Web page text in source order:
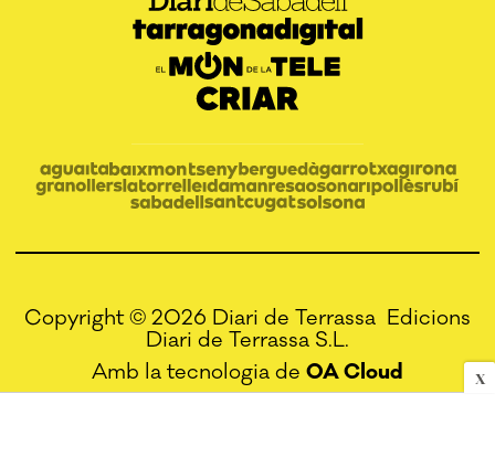
X
Copyright © 2026 Diari de Terrassa Edicions
Diari de Terrassa S.L.
Amb la tecnologia de OA Cloud